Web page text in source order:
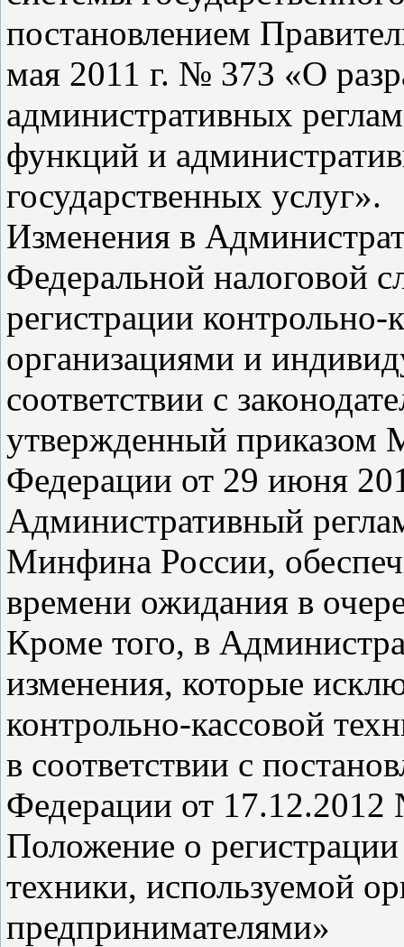
постановлением
мая 2011 г. № 373 «О
административных
функций и
государственных услуг».
Изменения в
Федеральной налоговой
регистрации контрольно-
организациями и
соответствии с
утвержденный приказом
Федерации от 29 июня
Административный
Минфина России,
времени ожидания в
Кроме того, в
изменения, которые
контрольно-кассовой
в соответствии с
Федерации от
Положение о
техники, используемой
предпринимателями»